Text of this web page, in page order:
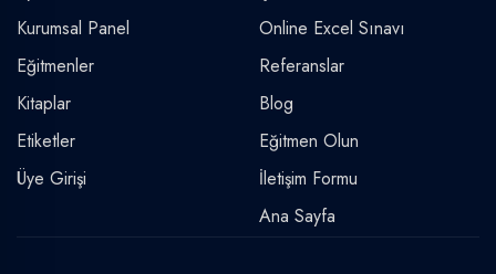
Kurumsal Panel
Eğitmenler
Kitaplar
Etiketler
Üye Girişi
Online Excel Sınavı
Referanslar
Blog
Eğitmen Olun
İletişim Formu
Ana Sayfa